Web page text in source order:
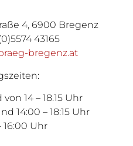
4, 6900 Bregenz
43165
bregenz.at
14 – 18.15 Uhr
14:00 – 18:15 Uhr
16:00 Uhr